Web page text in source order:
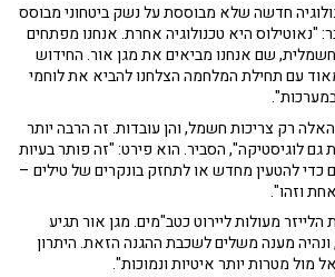
חדשה שלא מבוססת על נשק ביטחוני מבוסס
"נאוטילוס היא טכנולוגיה אחרת. אנחנו מפתחים
חשמלית, שם אנחנו מביאים את מגן אור. החידוש
עם תחילת המלחמה הצלחנו להביא את לוחמי
רק צריכות חשמל, והן עובדות. זה הרבה יותר
לוגיסטיקה", הסביר. הוא פירט: "זה פותר בעיות
כדי להטעין מחדש או לתחזק בונקרים של טילים –
וזהו".
מעולות ליירוט כטב"מים. מגן אור תגיע
ונהיה מענה משלים לשכבת ההגנה הזאת. היתרון
מול מטרות יותר איטיות ונמוכות".